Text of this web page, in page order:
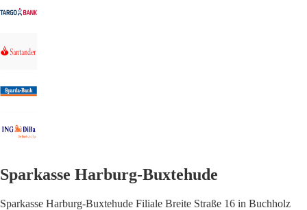
Sparkasse Harburg-Buxtehude
Sparkasse Harburg-Buxtehude Filiale Breite Straße 16 in Buchholz